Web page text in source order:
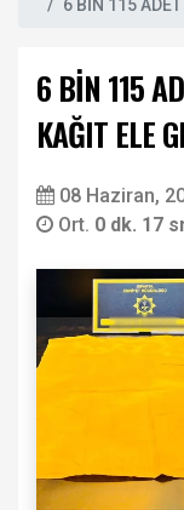
6 BİN 115 ADET
6 BİN 115
KAĞIT ELE
08 Haziran,
Ort. 0 dk. 17